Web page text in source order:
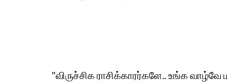
"விருச்சிக ராசிக்காரர்களே.. உங்க